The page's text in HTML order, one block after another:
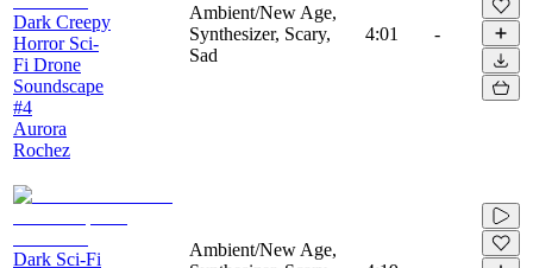
Dark Creepy
Horror Sci-
Fi Drone
Soundscape
#4
Aurora
Rochez
Ambient/New Age,
Synthesizer, Scary,
Sad
4:01 -
Dark Sci-Fi
Ambient/New Age,